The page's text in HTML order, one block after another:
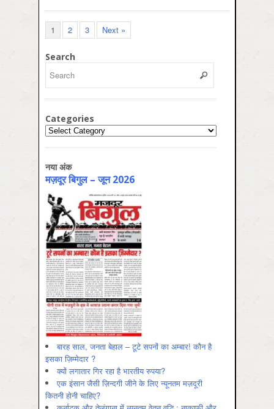
1 2 3 Next »
Search
Categories
Categories
नया अंक
मज़दूर बिगुल – जून 2026
बारह साल, जनता बेहाल – टूटे सपनों का अम्बार! कौन है
इसका ज़िम्मेदार ?
क्यों लगातार गिर रहा है भारतीय रुपया?
एक इंसान जैसी ज़िन्दगी जीने के लिए न्यूनतम मज़दूरी
कितनी होनी चाहिए?